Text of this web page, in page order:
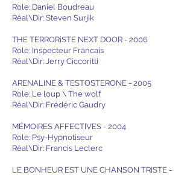
Role: Daniel Boudreau
Réal\Dir: Steven Surjik
THE TERRORiSTE NEXT DOOR - 2006
Role: Inspecteur Francais
Réal\Dir: Jerry Ciccoritti
ARENALINE & TESTOSTERONE - 2005
Role: Le loup \ The wolf
Réal\Dir: Frédéric Gaudry
MÉMOIRES AFFECTIVES - 2004
Role: Psy-Hypnotiseur
Réal\Dir: Francis Leclerc
LE BONHEUR EST UNE CHANSON TRISTE -